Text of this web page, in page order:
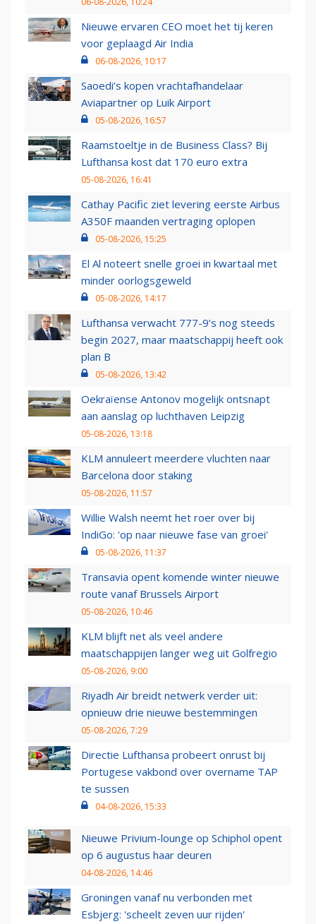
Nieuwe ervaren CEO moet het tij keren
voor geplaagd Air India
06-08-2026, 10:17
Saoedi’s kopen vrachtafhandelaar
Aviapartner op Luik Airport
05-08-2026, 16:57
Raamstoeltje in de Business Class? Bij
Lufthansa kost dat 170 euro extra
05-08-2026, 16:41
Cathay Pacific ziet levering eerste Airbus
A350F maanden vertraging oplopen
05-08-2026, 15:25
El Al noteert snelle groei in kwartaal met
minder oorlogsgeweld
05-08-2026, 14:17
Lufthansa verwacht 777-9’s nog steeds
begin 2027, maar maatschappij heeft ook
plan B
05-08-2026, 13:42
Oekraïense Antonov mogelijk ontsnapt
aan aanslag op luchthaven Leipzig
05-08-2026, 13:18
KLM annuleert meerdere vluchten naar
Barcelona door staking
05-08-2026, 11:57
Willie Walsh neemt het roer over bij
IndiGo: 'op naar nieuwe fase van groei'
05-08-2026, 11:37
Transavia opent komende winter nieuwe
route vanaf Brussels Airport
05-08-2026, 10:46
KLM blijft net als veel andere
maatschappijen langer weg uit Golfregio
05-08-2026, 9:00
Riyadh Air breidt netwerk verder uit:
opnieuw drie nieuwe bestemmingen
05-08-2026, 7:29
Directie Lufthansa probeert onrust bij
Portugese vakbond over overname TAP
te sussen
04-08-2026, 15:33
Nieuwe Privium-lounge op Schiphol opent
op 6 augustus haar deuren
04-08-2026, 14:46
Groningen vanaf nu verbonden met
Esbjerg: 'scheelt zeven uur rijden'